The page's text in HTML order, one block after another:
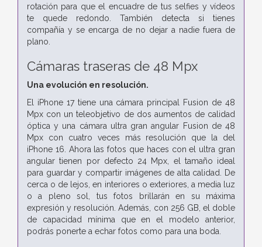
rotación para que el encuadre de tus selfies y vídeos
te quede redondo. También detecta si tienes
compañía y se encarga de no dejar a nadie fuera de
plano.
Cámaras traseras de 48 Mpx
Una evolución en resolución.
El iPhone 17 tiene una cámara principal Fusion de 48
Mpx con un teleobjetivo de dos aumentos de calidad
óptica y una cámara ultra gran angular Fusion de 48
Mpx con cuatro veces más resolución que la del
iPhone 16. Ahora las fotos que haces con el ultra gran
angular tienen por defecto 24 Mpx, el tamaño ideal
para guardar y compartir imágenes de alta calidad. De
cerca o de lejos, en interiores o exteriores, a media luz
o a pleno sol, tus fotos brillarán en su máxima
expresión y resolución. Además, con 256 GB, el doble
de capacidad mínima que en el modelo anterior,
podrás ponerte a echar fotos como para una boda.